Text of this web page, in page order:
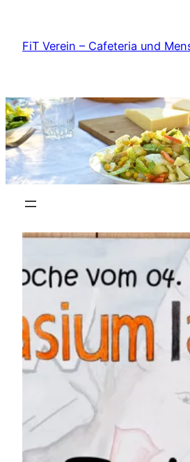
springen
FiT Verein – Cafeteria und